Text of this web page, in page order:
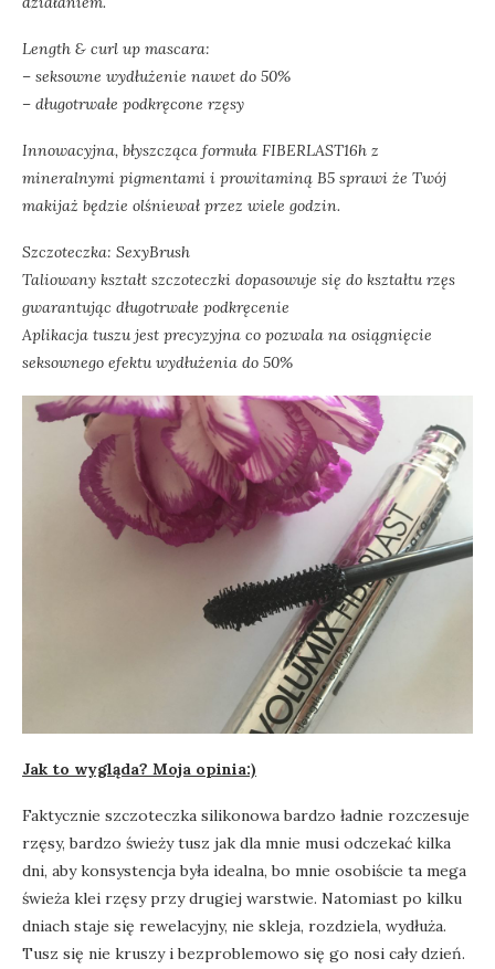
Length & curl up mascara:
– seksowne wydłużenie nawet do 50%
– długotrwałe podkręcone rzęsy
Innowacyjna, błyszcząca formuła FIBERLAST16h z
mineralnymi pigmentami i prowitaminą B5 sprawi że Twój
makijaż będzie olśniewał przez wiele godzin.
Szczoteczka: SexyBrush
Taliowany kształt szczoteczki dopasowuje się do kształtu rzęs
gwarantując długotrwałe podkręcenie
Aplikacja tuszu jest precyzyjna co pozwala na osiągnięcie
seksownego efektu wydłużenia do 50%
Jak to wygląda? Moja opinia:)
Faktycznie szczoteczka silikonowa bardzo ładnie rozczesuje
rzęsy, bardzo świeży tusz jak dla mnie musi odczekać kilka
dni, aby konsystencja była idealna, bo mnie osobiście ta mega
świeża klei rzęsy przy drugiej warstwie. Natomiast po kilku
dniach staje się rewelacyjny, nie skleja, rozdziela, wydłuża.
Tusz się nie kruszy i bezproblemowo się go nosi cały dzień.